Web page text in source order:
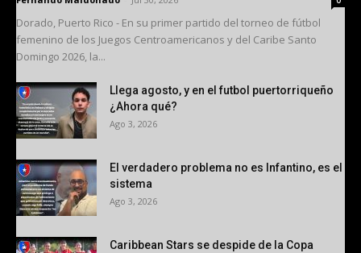
Dorado, Puerto Rico - En su primer partido del torneo de fútbol
femenino de los Juegos Centroamericanos y del Caribe Santo
Domingo 2026, la...
Llega agosto, y en el futbol puertorriqueño
¿Ahora qué?
Ago 3, 2026
El verdadero problema no es Infantino, es el
sistema
Ago 3, 2026
Caribbean Stars se despide de la Copa